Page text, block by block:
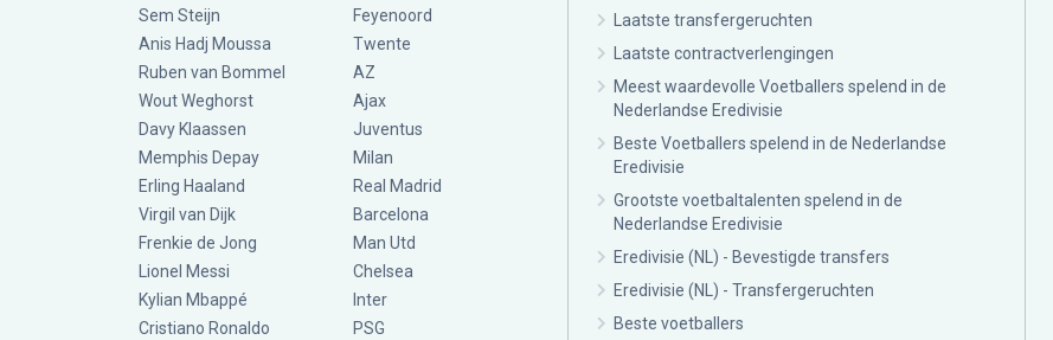
Sem Steijn
Anis Hadj Moussa
Ruben van Bommel
Wout Weghorst
Davy Klaassen
Memphis Depay
Erling Haaland
Virgil van Dijk
Frenkie de Jong
Lionel Messi
Kylian Mbappé
Cristiano Ronaldo
Feyenoord
Twente
AZ
Ajax
Juventus
Milan
Real Madrid
Barcelona
Man Utd
Chelsea
Inter
PSG
Laatste transfergeruchten
Laatste contractverlengingen
Meest waardevolle Voetballers spelend in de
Nederlandse Eredivisie
Beste Voetballers spelend in de Nederlandse
Eredivisie
Grootste voetbaltalenten spelend in de
Nederlandse Eredivisie
Eredivisie (NL) - Bevestigde transfers
Eredivisie (NL) - Transfergeruchten
Beste voetballers